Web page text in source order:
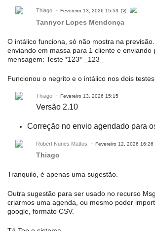
Thiago Fevereiro 13, 2026 15:53
Tannyor Lopes Mendonça
O intálico funciona, só não mostra na
enviando em massa para 1 cliente e enviando
mensagem: Teste *123* _123_
Funcionou o negrito e o intálico nos dois
Thiago Fevereiro 13, 2026 15:15
Versão 2.10
Correção no envio agendado para
Robert Nunes Mattos Fevereiro 12, 2026 16:26
Thiago
Tranquilo, é apenas uma sugestão.
Outra sugestão para ser usado no recurso
criarmos uma agenda, ou mesmo poder
google, formato CSV.